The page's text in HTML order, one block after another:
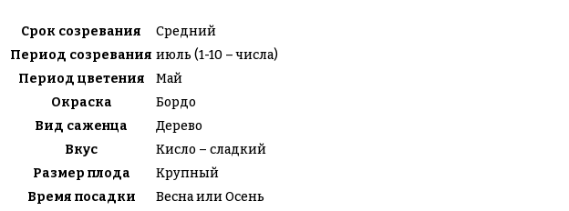
Срок созревания
Средний
Период созревания июль (1-10 – числа)
Период цветения
Май
Окраска
Бордо
Вид саженца
Дерево
Вкус
Кисло – сладкий
Размер плода
Крупный
Время посадки
Весна или Осень